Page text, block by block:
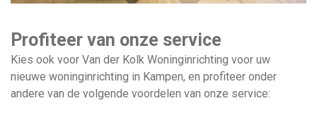
Profiteer van onze service
Kies ook voor Van der Kolk Woninginrichting voor uw
nieuwe woninginrichting in Kampen, en profiteer onder
andere van de volgende voordelen van onze service: